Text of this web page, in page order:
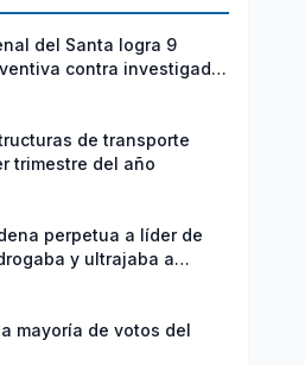
del Santa logra 9
contra investigado
tentativa de feminicidio
de transporte
trimestre del año
perpetua a líder de
y ultrajaba a
mayoría de votos del